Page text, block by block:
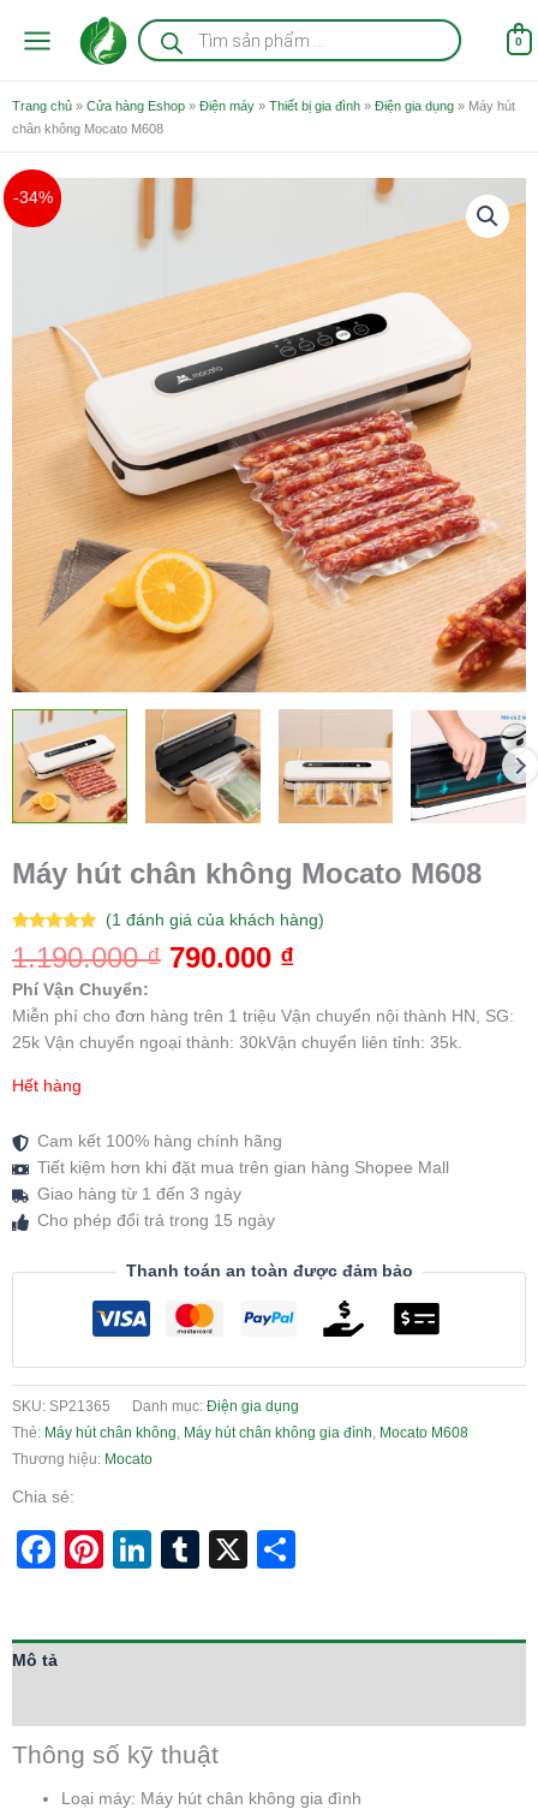
Tìm
kiếm
sản
0
Trang chủ » Cửa hàng Eshop » Điện máy » Thiết bị gia đình » Điện gia dụng » Máy hút
chân không Mocato M608
-34%
Máy hút chân không Mocato M608
5.00trên 5
dựa trên
1
(1đánh giá của khách hàng)
1.190.000₫
Giá
gốc
là:
1.190.000 ₫.
790.000 ₫
là:
790.000 ₫.
Phí Vận Chuyển:
Miễn phí cho đơn hàng trên 1 triệu Vận chuyển nội thành HN, SG:
25k Vận chuyển ngoại thành: 30kVận chuyển liên tỉnh: 35k.
Hết hàng
Cam kết 100% hàng chính hãng
Tiết kiệm hơn khi đặt mua trên gian hàng Shopee Mall
Giao hàng từ 1 đến 3 ngày
Cho phép đổi trả trong 15 ngày
Thanh toán an toàn được đảm bảo
SKU: SP21365 Danh mục: Điện gia dụng
Thẻ: Máy hút chân không, Máy hút chân không gia đình, Mocato M608
Thương hiệu: Mocato
Chia sẻ:
Facebook
Pinterest
LinkedIn
Tumblr
X
Mô tả
Thông số kỹ thuật
Loại máy: Máy hút chân không gia đình